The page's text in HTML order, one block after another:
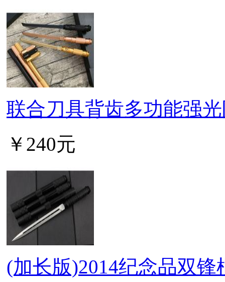
联合刀具背齿多功能强
￥240元
(加长版)2014纪念品双锋